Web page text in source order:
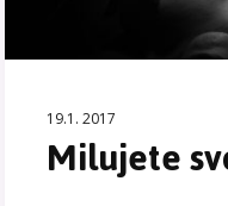
19.1. 2017
Milujete